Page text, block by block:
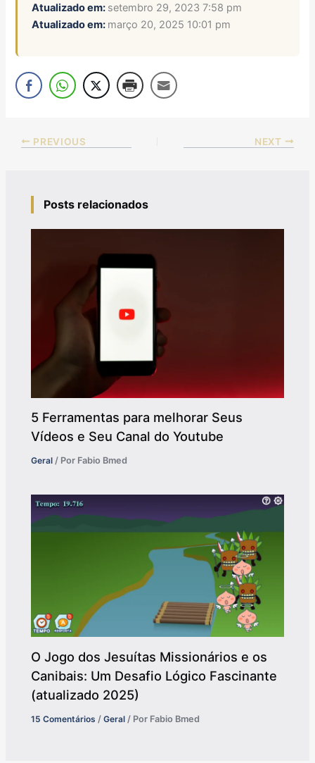
Atualizado em: setembro 29, 2023 7:58 pm
Atualizado em: março 20, 2025 10:01 pm
PREVIOUS NEXT
Posts relacionados
5 Ferramentas para melhorar Seus
Vídeos e Seu Canal do Youtube
Geral / Por Fabio Bmed
O Jogo dos Jesuítas Missionários e os
Canibais: Um Desafio Lógico Fascinante
(atualizado 2025)
15 Comentários /Geral / Por Fabio Bmed